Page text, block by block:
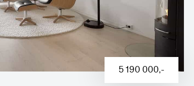
5 190 000,-